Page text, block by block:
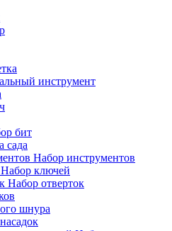
инструмент
бит
сада
Набор инструментов
Набор ключей
Набор отверток
шнура